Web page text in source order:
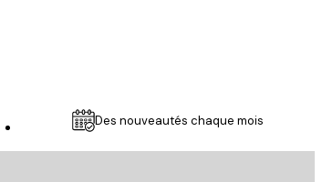
Des nouveautés chaque mois